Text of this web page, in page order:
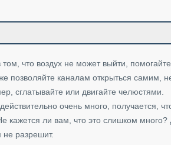
что воздух не может выйти,
позволяйте каналам открыться самим,
сглатывайте или двигайте челюстями.
очень много, получается,
кажется ли вам, что это слишком много?
не разрешит.